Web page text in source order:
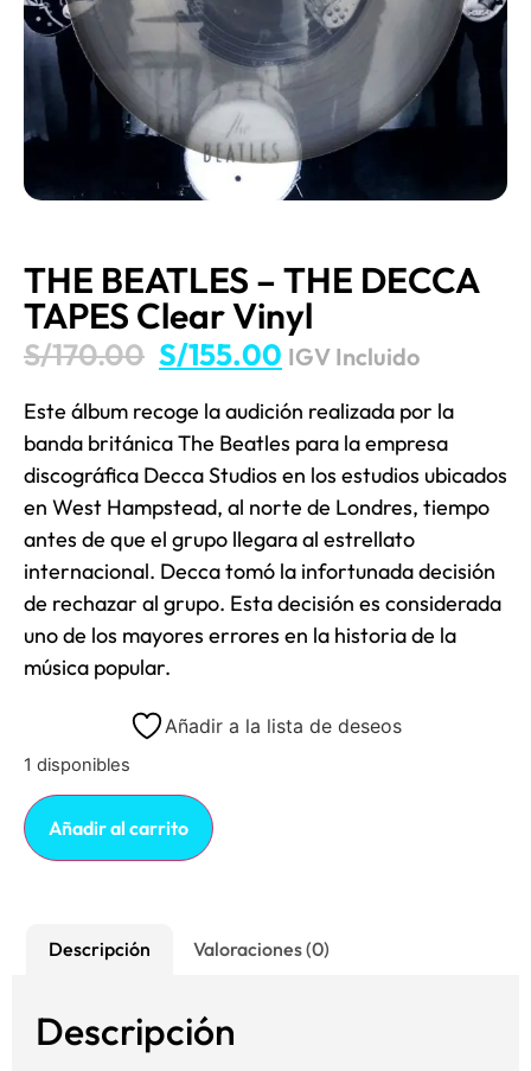
THE BEATLES – THE DECCA
TAPES Clear Vinyl
S/170.00 S/155.00 IGV Incluido
Este álbum recoge la audición realizada por la
banda británica The Beatles para la empresa
discográfica Decca Studios en los estudios ubicados
en West Hampstead, al norte de Londres, tiempo
antes de que el grupo llegara al estrellato
internacional. Decca tomó la infortunada decisión
de rechazar al grupo. Esta decisión es considerada
uno de los mayores errores en la historia de la
música popular.
Añadir a la lista de deseos
1 disponibles
Añadir al carrito
Descripción Valoraciones (0)
Descripción